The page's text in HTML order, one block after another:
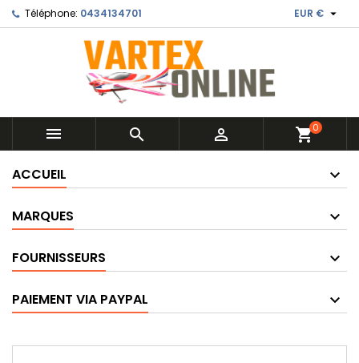
Téléphone: 0434134701 EUR € 
   shopping_cart0
ACCUEIL
MARQUES
FOURNISSEURS
PAIEMENT VIA PAYPAL